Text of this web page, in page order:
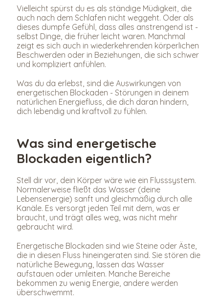
Vielleicht spürst du es als ständige Müdigkeit, die
auch nach dem Schlafen nicht weggeht. Oder als
dieses dumpfe Gefühl, dass alles anstrengend ist -
selbst Dinge, die früher leicht waren. Manchmal
zeigt es sich auch in wiederkehrenden körperlichen
Beschwerden oder in Beziehungen, die sich schwer
und kompliziert anfühlen.
Was du da erlebst, sind die Auswirkungen von
energetischen Blockaden - Störungen in deinem
natürlichen Energiefluss, die dich daran hindern,
dich lebendig und kraftvoll zu fühlen.
Was sind energetische
Blockaden eigentlich?
Stell dir vor, dein Körper wäre wie ein Flusssystem.
Normalerweise fließt das Wasser (deine
Lebensenergie) sanft und gleichmäßig durch alle
Kanäle. Es versorgt jeden Teil mit dem, was er
braucht, und trägt alles weg, was nicht mehr
gebraucht wird.
Energetische Blockaden sind wie Steine oder Äste,
die in diesen Fluss hineingeraten sind. Sie stören die
natürliche Bewegung, lassen das Wasser
aufstauen oder umleiten. Manche Bereiche
bekommen zu wenig Energie, andere werden
überschwemmt.